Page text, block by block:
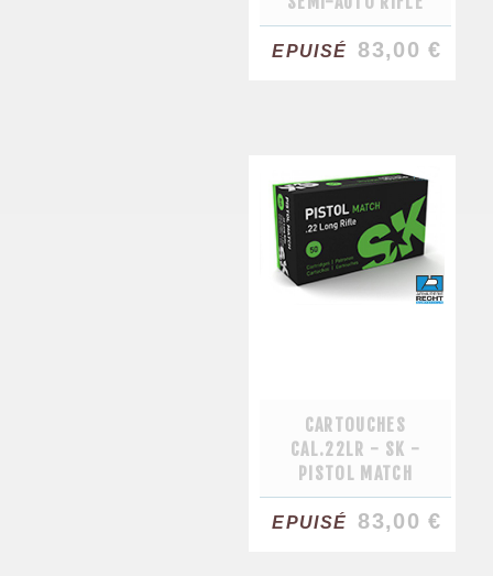
EPUISÉ 83,00 €
CARTOUCHES
CAL.22LR - SK -
PISTOL MATCH
EPUISÉ 83,00 €